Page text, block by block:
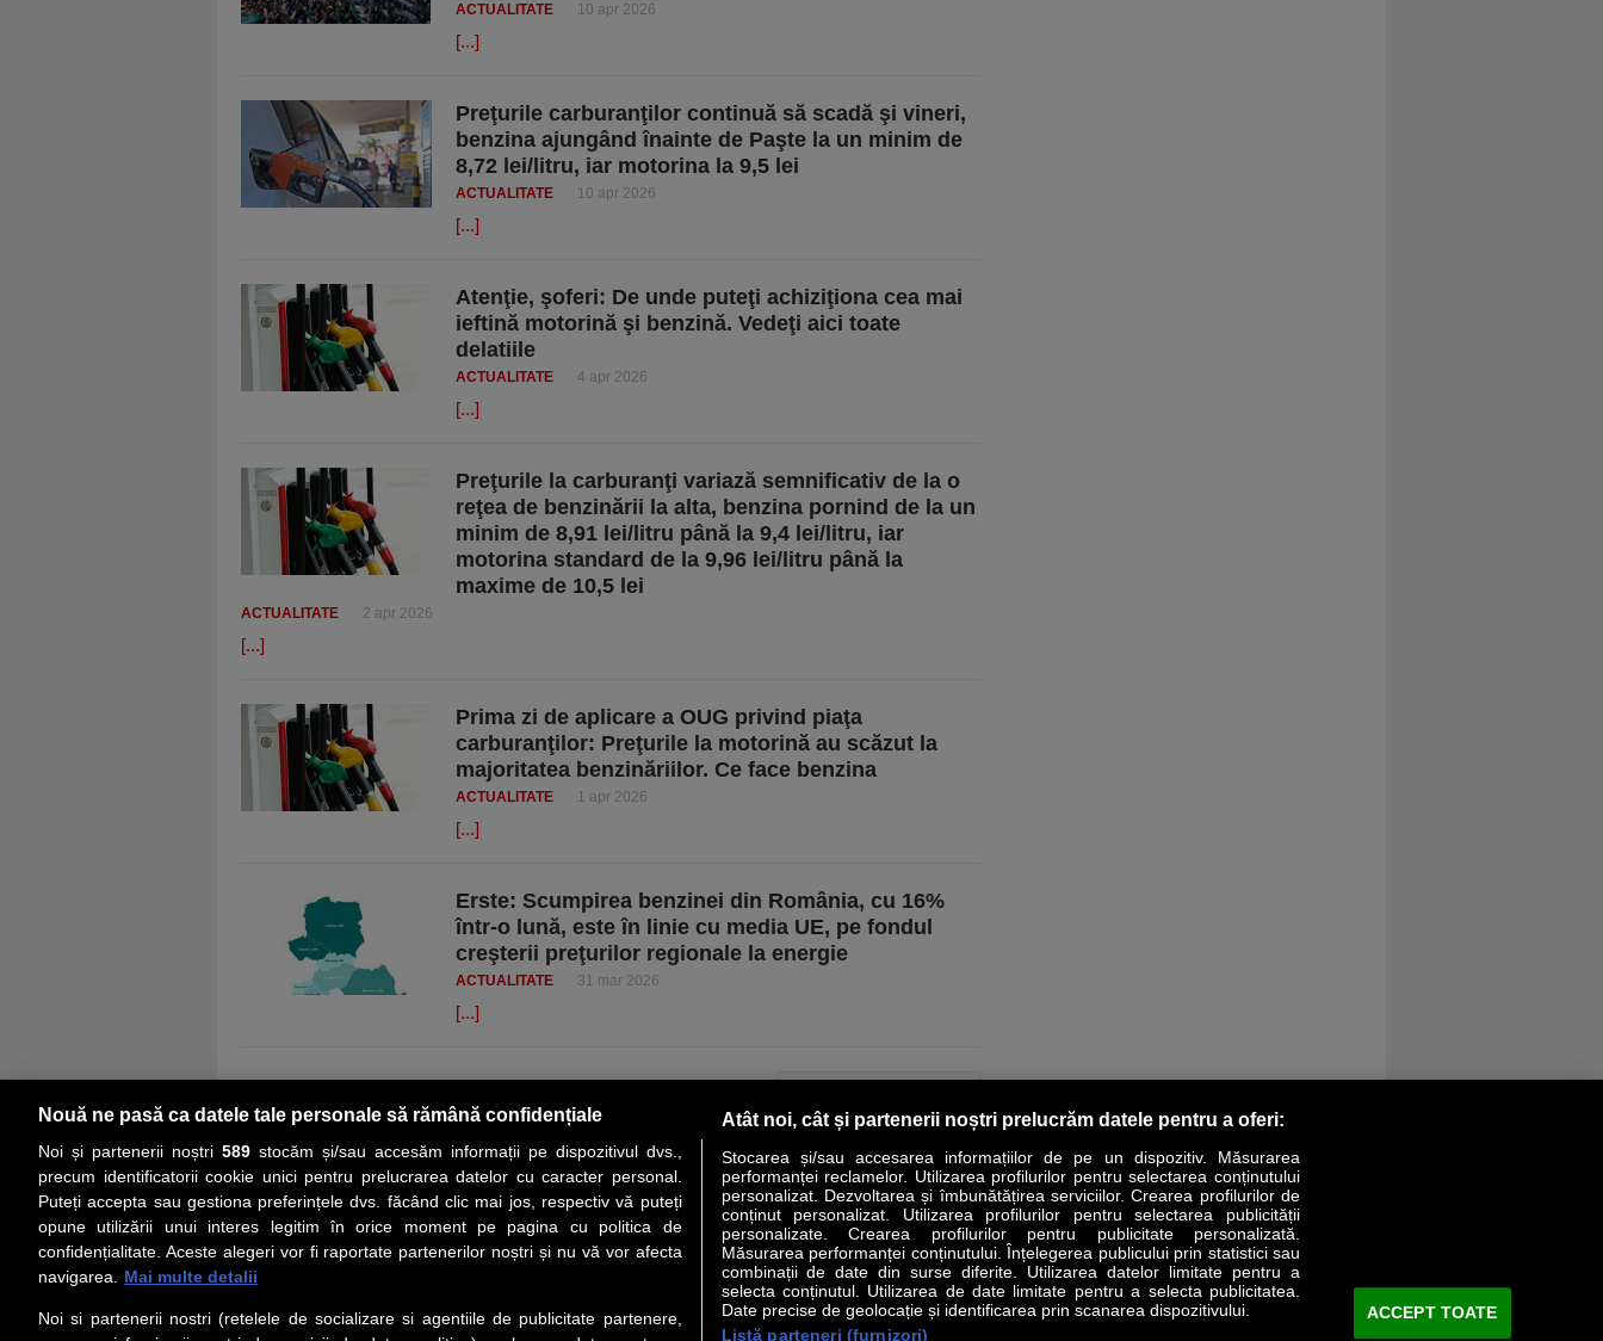
ACTUALITATE 10 apr 2026
[...]
Preţurile carburanţilor continuă să scadă şi vineri,
benzina ajungând înainte de Paşte la un minim de
8,72 lei/litru, iar motorina la 9,5 lei
ACTUALITATE 10 apr 2026
[...]
Atenţie, şoferi: De unde puteţi achiziţiona cea mai
ieftină motorină şi benzină. Vedeţi aici toate
delatiile
ACTUALITATE 4 apr 2026
[...]
Preţurile la carburanţi variază semnificativ de la o
reţea de benzinării la alta, benzina pornind de la un
minim de 8,91 lei/litru până la 9,4 lei/litru, iar
motorina standard de la 9,96 lei/litru până la
maxime de 10,5 lei
ACTUALITATE 2 apr 2026
[...]
Prima zi de aplicare a OUG privind piaţa
carburanţilor: Preţurile la motorină au scăzut la
majoritatea benzinăriilor. Ce face benzina
ACTUALITATE 1 apr 2026
[...]
Erste: Scumpirea benzinei din România, cu 16%
într-o lună, este în linie cu media UE, pe fondul
creşterii preţurilor regionale la energie
ACTUALITATE 31 mar 2026
[...]
PRIMA PAGINĂ COVER STORY LIDERI ANALIZE HI-TECH MEET THE CEO LIFESTYLE SPECIAL OPINII
Social
iarul Financiar Politica de confidentialitate
Servicii Revista Business Magazin
Nouă ne pasă ca datele tale personale să rămână confidențiale
Noi și partenerii noștri 589stocăm și/sau accesăm informații pe dispozitivul dvs.,
precum identificatorii cookie unici pentru prelucrarea datelor cu caracter personal.
Puteți accepta sau gestiona preferințele dvs. făcând clic mai jos, respectiv vă puteți
opune utilizării unui interes legitim în orice moment pe pagina cu politica de
confidențialitate. Aceste alegeri vor fi raportate partenerilor noștri și nu vă vor afecta
navigarea.
Mai multe detalii
Noi si partenerii nostri (retelele de socializare si agentiile de publicitate partenere,
Atât noi, cât și partenerii noștri prelucrăm datele pentru a oferi:
Stocarea și/sau accesarea informațiilor de pe un dispozitiv. Măsurarea
performanței reclamelor. Utilizarea profilurilor pentru selectarea conținutului
personalizat. Dezvoltarea și îmbunătățirea serviciilor. Crearea profilurilor de
conținut personalizat. Utilizarea profilurilor pentru selectarea publicității
personalizate. Crearea profilurilor pentru publicitate personalizată.
Măsurarea performanței conținutului. Înțelegerea publicului prin statistici sau
combinații de date din surse diferite. Utilizarea datelor limitate pentru a
selecta conținutul. Utilizarea de date limitate pentru a selecta publicitatea.
Date precise de geolocație și identificarea prin scanarea dispozitivului.
Listă parteneri (furnizori)
ACCEPT TOATE